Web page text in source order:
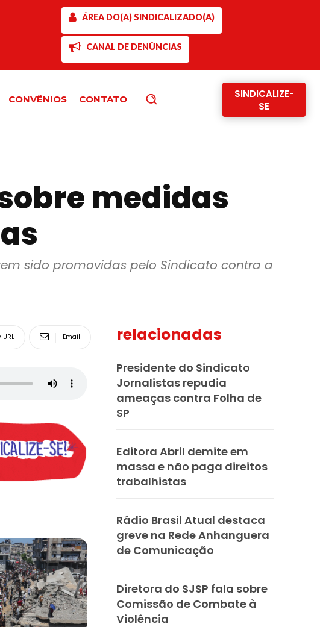
ÁREA DO(A) SINDICALIZADO(A)
CANAL DE DENÚNCIAS
CONVÊNIOS CONTATO
SINDICALIZE-
SE
medidas
sido promovidas pelo Sindicato contra a
URL Email
27ª Plenária Nacional
de 112 pessoas assassinadas por Israel em 2023, num único ataque
relacionadas
Presidente do Sindicato
Jornalistas repudia
ameaças contra Folha de
SP
Editora Abril demite em
massa e não paga direitos
trabalhistas
Rádio Brasil Atual destaca
greve na Rede Anhanguera
de Comunicação
Diretora do SJSP fala sobre
Comissão de Combate à
Violência